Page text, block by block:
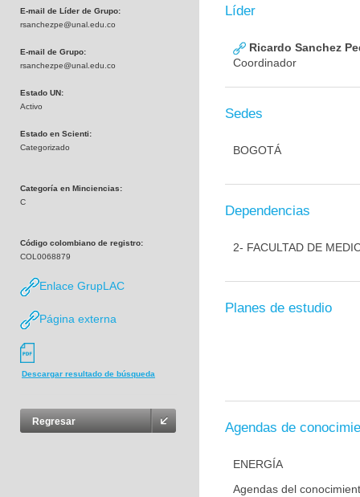
E-mail de Líder de Grupo:
rsanchezpe@unal.edu.co
E-mail de Grupo:
rsanchezpe@unal.edu.co
Estado UN:
Activo
Estado en Scienti:
Categorizado
Categoría en Minciencias:
C
Código colombiano de registro:
COL0068879
Enlace GrupLAC
Página externa
Descargar resultado de búsqueda
Regresar
Líder
Ricardo Sanchez
Coordinador
Sedes
BOGOTÁ
Dependencias
2- FACULTAD DE
Planes de estudio
Agendas de
ENERGÍA
Agendas del